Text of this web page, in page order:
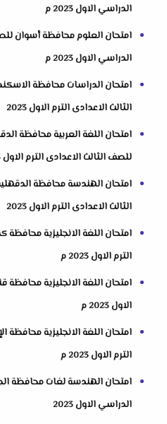
الدراسي الاول 2023 م
امتحان العلوم محافظة أسوان
الدراسي الاول 2023 م
امتحان الدراسات محافظة
الثالث الاعدادى الترم الاول 2023
امتحان اللغة العربية محافظة
للصف الثالث الاعدادى الترم الاول 2023
امتحان الهندسة محافظة
الثالث الاعدادى الترم الاول 2023
امتحان اللغة الانجليزية
الترم الاول 2023 م
امتحان اللغة الانجليزية محافظة
الاول 2023 م
امتحان اللغة الانجليزية محافظة
الترم الاول 2023 م
امتحان الهندسة لغات محافظة
الدراسي الاول 2023